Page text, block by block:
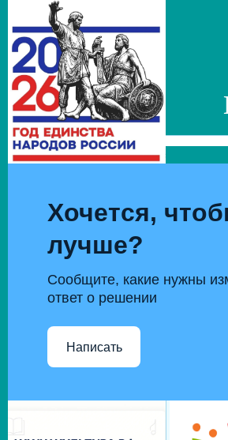
Хочется,
лучше?
Сообщите, какие нужны
ответ о решении
Написать